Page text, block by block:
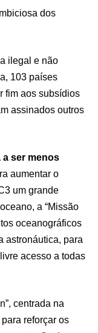
dos
ilegal e não
103 países
fim aos subsídios
assinados outros
ser menos
aumentar o
um grande
a “Missão
oceanográficos
astronáutica, para
acesso a todas
centrada na
reforçar os